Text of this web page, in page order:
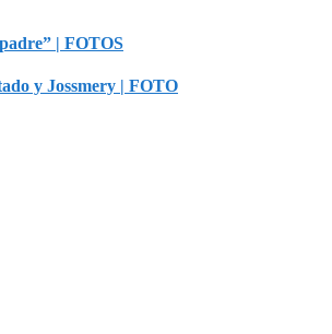
| FOTOS
y Jossmery | FOTO